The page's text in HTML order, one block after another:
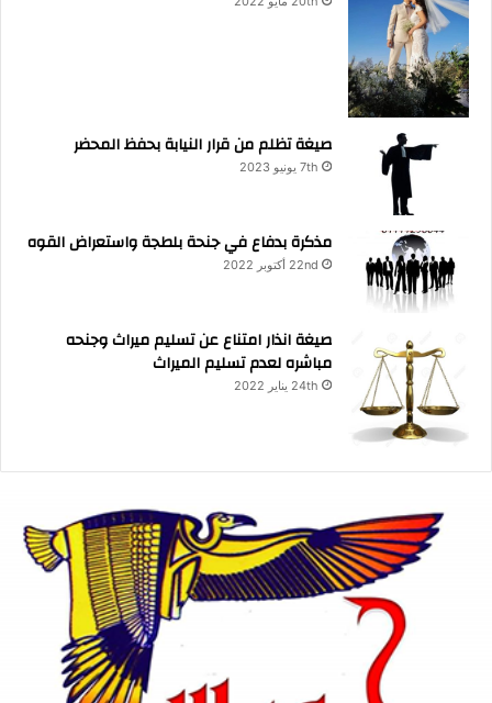
1
8
1
صيغة تظلم من قرار النيابة بحفظ المحضر
7th يونيو 2023
مذكرة بدفاع في جنحة بلطجة واستعراض القوه
22nd أكتوبر 2022
صيغة انذار امتناع عن تسليم ميراث وجنحه
مباشره لعدم تسليم الميراث
24th يناير 2022